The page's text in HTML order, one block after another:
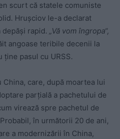
scurt că statele comuniste
Hrușciov le-a declarat
depăși rapid. „Vă vom îngropa“,
angoase teribile decenii la
ține pasul cu URSS.
China, care, după moartea lui
parțială a pachetului de
virează spre pachetul de
în următorii 20 de ani,
a modernizării în China,